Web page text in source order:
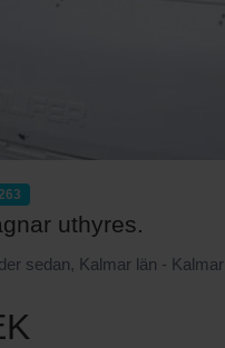
uthyres.
sedan, Kalmar län - Kalmar